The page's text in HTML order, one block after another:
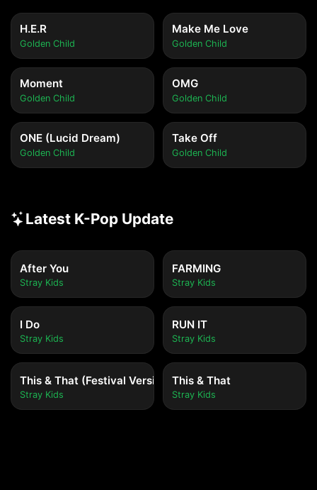
H.E.R
Golden Child
Make Me Love
Golden Child
Moment
Golden Child
OMG
Golden Child
ONE (Lucid Dream)
Golden Child
Take Off
Golden Child
Latest K-Pop Update
After You
Stray Kids
FARMING
Stray Kids
I Do
Stray Kids
RUN IT
Stray Kids
This & That (Festival Version)
Stray Kids
This & That
Stray Kids